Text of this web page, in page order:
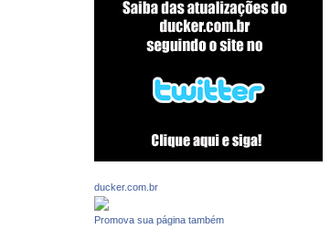
ducker.com.br
Promova sua página também